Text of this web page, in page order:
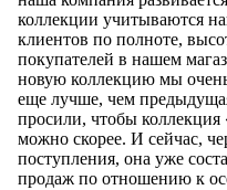
коллекции учитываются
клиентов по полноте,
покупателей в нашем
новую коллекцию мы
еще лучше, чем
просили, чтобы коллекция
можно скорее. И сейчас,
поступления, она уже
продаж по отношению к